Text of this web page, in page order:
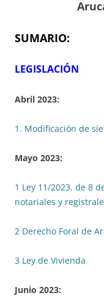
SUMARIO:
LEGISLACIÓN
Abril 2023:
1. Modificación de
Mayo 2023:
1 Ley 11/2023, de 8
notariales y
2 Derecho Foral de
3 Ley de Vivienda
Junio 2023: